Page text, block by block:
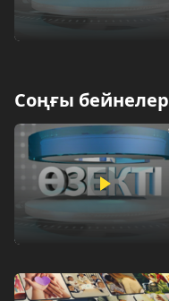
Соңғы бейнелер